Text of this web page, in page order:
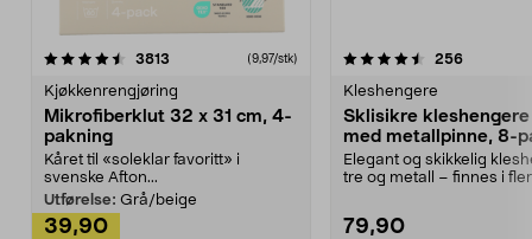
3813 anmeldelser(9,97/stk)
Kjøkkenrengjøring
Mikrofiberklut 32 x 31 cm, 4-
pakning
Kåret til «soleklar favoritt» i
svenske Afton...
Utførelse: Grå/beige
39,90
4.5av 5 stjerner 256
Kleshengere
Sklisikre
med metallpinne, 8-
Elegant og skikkelig
tre og metall – finnes i
79,90
4.5av 5 stjerner